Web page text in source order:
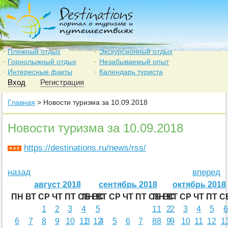
Пляжный отдых
Экскурсионный отдых
Горнолыжный отдых
Незабываемый опыт
Интересные факты
Календарь туриста
Вход Регистрация
Главная > Новости туризма за 10.09.2018
Новости туризма за 10.09.2018
https://destinations.ru/news/rss/
назад вперед
август 2018
ПН ВТ СР ЧТ ПТ СБ ВС
1
2 3 4
5
6
7 8 9 10 11
12
сентябрь 2018
ПН ВТ СР ЧТ ПТ СБ ВС
1
2
3
4 5 6 7 8
9
октябрь 2018
ПН ВТ СР ЧТ ПТ
1
2 3 4 5
6
8
9 10 11 12